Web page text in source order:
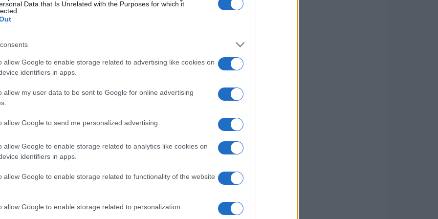
Data that Is Unrelated with the Purposes for which it
allow Google to enable storage related to advertising like cookies on
identifiers in apps.
allow my user data to be sent to Google for online advertising
allow Google to send me personalized advertising.
allow Google to enable storage related to analytics like cookies on
identifiers in apps.
allow Google to enable storage related to functionality of the website
allow Google to enable storage related to personalization.
a centros de investigación y producción de
han logrado asestar un «duro golpe» a la instalación
nucleares, además de atacar a científicos
podría retardar el programa nuclear iraní durante